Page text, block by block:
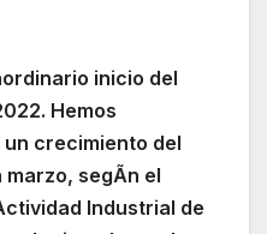
inicio del
Hemos
crecimiento del
segÃn el
Industrial de